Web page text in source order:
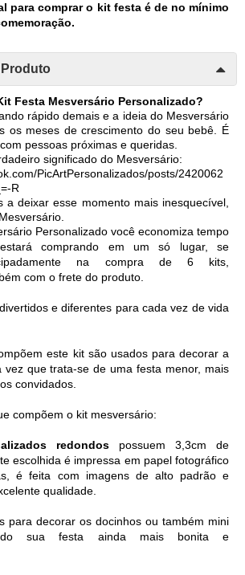
para comprar o kit festa é de no mínimo
Produto
Festa Mesversário Personalizado?
rápido demais e a ideia do Mesversário
os meses de crescimento do seu bebê. É
pessoas próximas e queridas.
PicArtPersonalizados/posts/2420062
R
a deixar esse momento mais inesquecível,
Personalizado você economiza tempo
comprando em um só lugar, se
na compra de 6 kits,
com o frete do produto.
e diferentes para cada vez de vida
este kit são usados para decorar a
vez que trata-se de uma festa menor, mais
convidados.
compõem o kit mesversário:
redondos possuem 3,3cm de
escolhida é impressa em papel fotográfico
é feita com imagens de alto padrão e
qualidade.
para decorar os docinhos ou também mini
sua festa ainda mais bonita e